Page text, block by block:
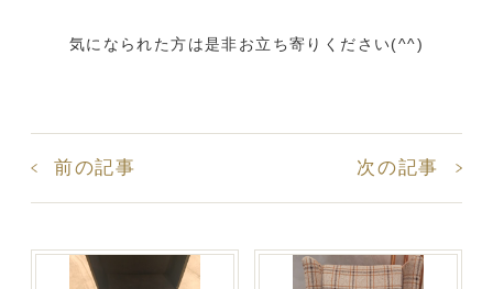
気になられた方は是非お立ち寄りください(^^)
前の記事 次の記事